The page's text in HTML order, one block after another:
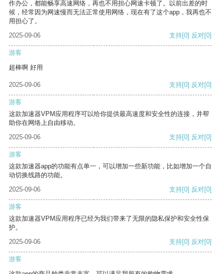
作办公，都能畅享高速网络，再也不用担心网速卡顿了。以前出差的时
候，经常因为网速慢而无法正常使用网络，现在有了这个app，我再也不
用担心了。
2025-09-06
支持[0] 反对[0]
游客
超棒啊 好用
2025-09-06 支持[0] 反对[0]
游客
这款加速器VPM应用程序可以给你提供最高速度和安全性的连接，并帮
助你在网络上自由移动。
2025-09-06
支持[0] 反对[0]
游客
这款加速器app的功能有点单一，可以增加一些新功能，比如增加一个自
动切换线路的功能。
2025-09-06
支持[0] 反对[0]
游客
这款加速器VPM应用程序已经为我们带来了无限的隐私保护和安全性保
护。
2025-09-06
支持[0] 反对[0]
游客